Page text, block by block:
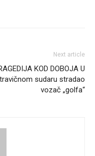
Next article
KOD DOBOJA U
sudaru stradao
vozač „golfa“